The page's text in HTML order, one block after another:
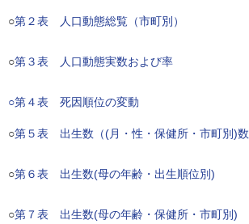
○第２表 人口動態総覧（市町別）
○第３表 人口動態実数および率
○第４表 死因順位の変動
○第５表 出生数（(月・性・保健所・市町別)数
○第６表 出生数(母の年齢・出生順位別)
○第７表 出生数(母の年齢・保健所・市町別)